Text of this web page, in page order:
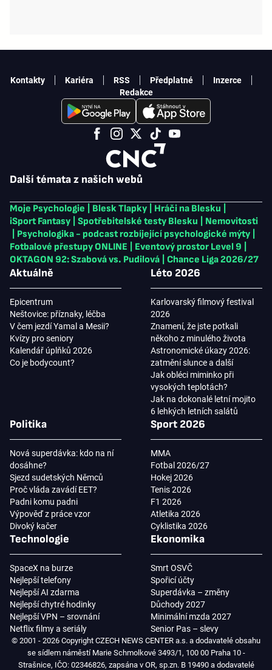
Další témata z našich webů
Moje Psychologie Blesk Tlapky Hráči na Blesku
iSport Fantasy
Spotřebitelské testy Blesku
Nemovitosti
Psychologika - podcast rozbíjející psychologické mýty
Fotbalové přestupy ONLINE
Eventový prostor Level 9
OKTAGON 92: Szabová vs. Pudilová
Chance Liga 2026/27
Aktuálně
Epicentrum
Neštovice: příznaky, léčba
V čem jezdí Yamal a Mesii?
Kvízy pro seniory
Kalendář úplňků 2026
Co je bodycount?
Léto 2026
Karlovarský filmový festival
2026
Znamení, že jste potkali
někoho z minulého života
Astronomické úkazy 2026:
zatmění slunce a další
Jak obléci miminko při
vysokých teplotách?
Jak na dokonalé letní mojito
6 lehkých letních salátů
Politika
Nová superdávka: kdo na ní
dosáhne?
Sjezd sudetských Němců
Proč vláda zavádí EET?
Padni komu padni
Výpověď z práce vzor
Divoký kačer
Sport 2026
MMA
Fotbal 2026/27
Hokej 2026
Tenis 2026
F1 2026
Atletika 2026
Cyklistika 2026
Technologie
SpaceX na burze
Nejlepší telefony
Nejlepší AI zdarma
Nejlepší chytré hodinky
Nejlepší VPN – srovnání
Netflix filmy a seriály
Ekonomika
Smrt OSVČ
Spořicí účty
Superdávka – změny
Důchody 2027
Minimální mzda 2027
Senior Pas – slevy
Kontakty Kariéra RSS Předplatné
Inzerce
Redakce
© 2001 - 2026 Copyright CZECH NEWS CENTER a.s. a dodavatelé obsahu
se sídlem náměstí Marie Schmolkové 3493/1, 100 00 Praha 10 -
Strašnice, IČO: 02346826, zapsána v OR, sp.zn. B 19490 a dodavatelé